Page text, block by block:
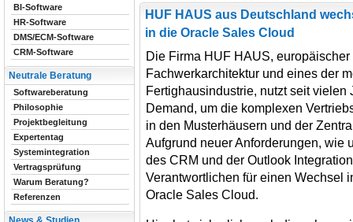
HUF HAUS aus Deutschland
in die Oracle Sales Cloud
Die Firma HUF HAUS,
Fachwerkarchitektur und eines der
Fertighausindustrie, nutzt seit vielen
Demand, um die komplexen
in den Musterhäusern und der
Aufgrund neuer Anforderungen, wie
des CRM und der Outlook
Verantwortlichen für einen Wechsel
Oracle Sales Cloud.
BI-Software
HR-Software
DMS/ECM-Software
CRM-Software
Neutrale Beratung
Softwareberatung
Philosophie
Projektbegleitung
Expertentag
Systemintegration
Vertragsprüfung
Warum Beratung?
Referenzen